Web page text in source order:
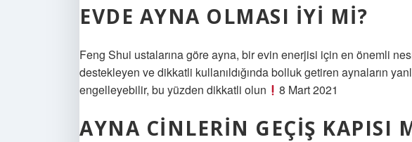
EVDE AYNA OLMASI IYI MI?
Feng Shui ustalarına göre ayna, bir evin enerjisi için en önemli
destekleyen ve dikkatli kullanıldığında bolluk getiren aynaların
engelleyebilir, bu yüzden dikkatli olun
8 Mart 2021
AYNA CINLERIN GEÇIŞ KAPISI